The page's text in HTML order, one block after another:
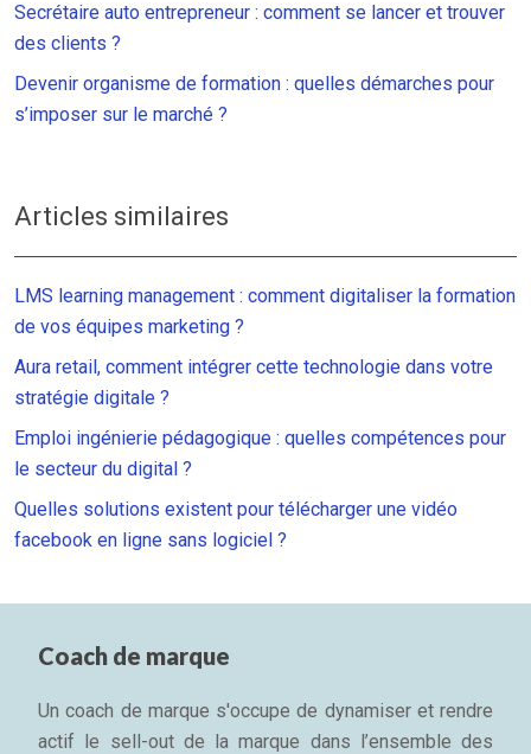
Secrétaire auto entrepreneur : comment se lancer et trouver
des clients ?
Devenir organisme de formation : quelles démarches pour
s’imposer sur le marché ?
Articles similaires
LMS learning management : comment digitaliser la formation
de vos équipes marketing ?
Aura retail, comment intégrer cette technologie dans votre
stratégie digitale ?
Emploi ingénierie pédagogique : quelles compétences pour
le secteur du digital ?
Quelles solutions existent pour télécharger une vidéo
facebook en ligne sans logiciel ?
Coach de marque
Un coach de marque s'occupe de dynamiser et rendre
actif le sell-out de la marque dans l’ensemble des